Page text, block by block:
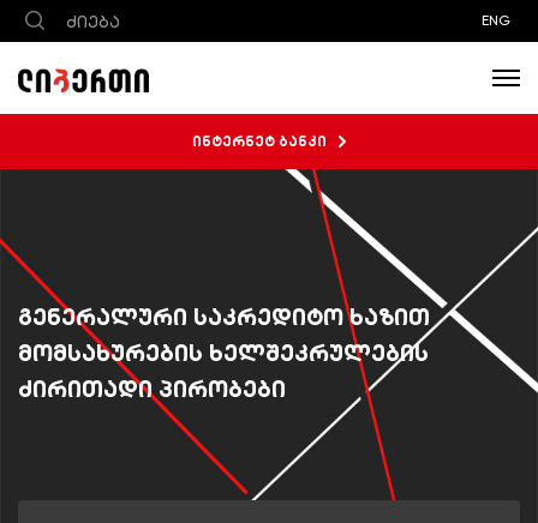
ENG
ინტერნეტ ბანკი
გენერალური საკრედიტო ხაზით
მომსახურების ხელშეკრულების
ძირითადი პირობები